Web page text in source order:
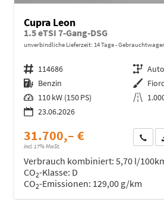
Cupra Leon
1.5 eTSI 7-Gang-DSG
unverbindliche Lieferzeit: 14 Tage
Fahrzeugnr. 114686 Getriebe
Kraftstoff Benzin Außenfarbe
Leistung 110 kW (150 PS) Kilometerstand
23.06.2026
31.700,– €
incl. 17% MwSt.
Wir
Verbrauch kombiniert: 5,70 l/
CO2-Klasse: D
CO2-Emissionen: 129,00 g/km